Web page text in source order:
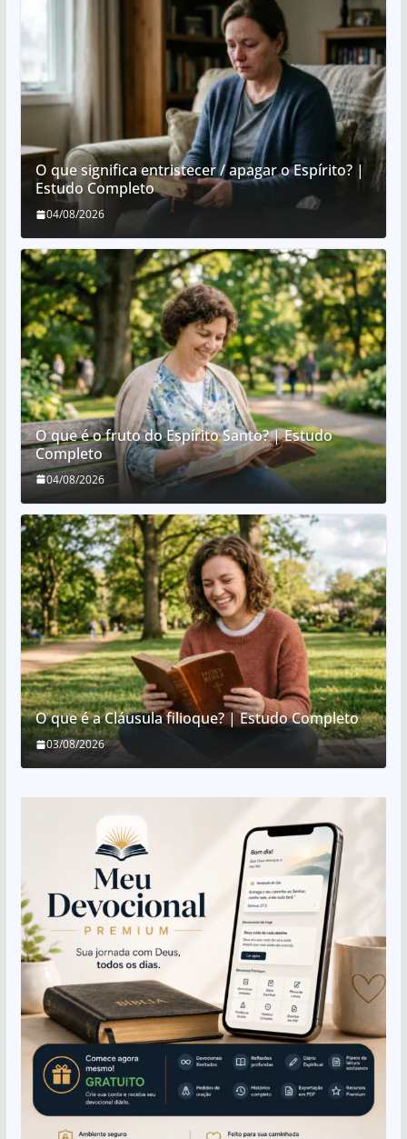
O que significa entristecer / apagar o Espírito? |
Estudo Completo
04/08/2026
O que é o fruto do Espírito Santo? | Estudo
Completo
04/08/2026
O que é a Cláusula filioque? | Estudo Completo
03/08/2026